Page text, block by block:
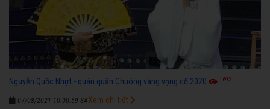
Nguyễn Quốc Nhựt - quán quân Chuông vàng vọng cổ 2020 1692
07/08/2021 10:00:59 SAXem chi tiết